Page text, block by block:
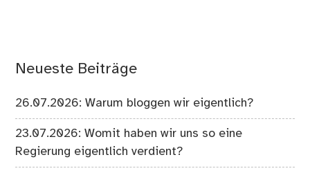
Neueste Beiträge
26.07.2026: Warum bloggen wir eigentlich?
23.07.2026: Womit haben wir uns so eine
Regierung eigentlich verdient?